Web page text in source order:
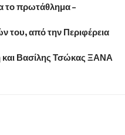
το πρωτάθλημα –
του, από την Περιφέρεια
Βασίλης Τσώκας ΞΑΝΑ